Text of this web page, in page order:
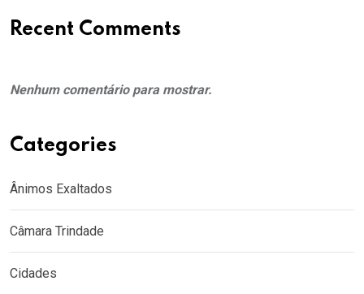
Recent Comments
Nenhum comentário para mostrar.
Categories
Ânimos Exaltados
Câmara Trindade
Cidades